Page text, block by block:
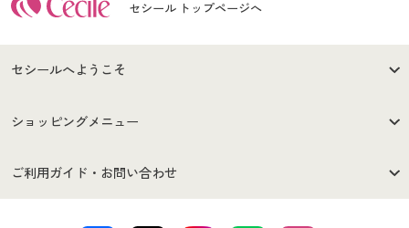
セシール トップページへ
セシールへようこそ
はじめての方へ
セシールご利用規約
ショッピングメニュー
商品カテゴリ
ご利用ガイド・お問い合わせ